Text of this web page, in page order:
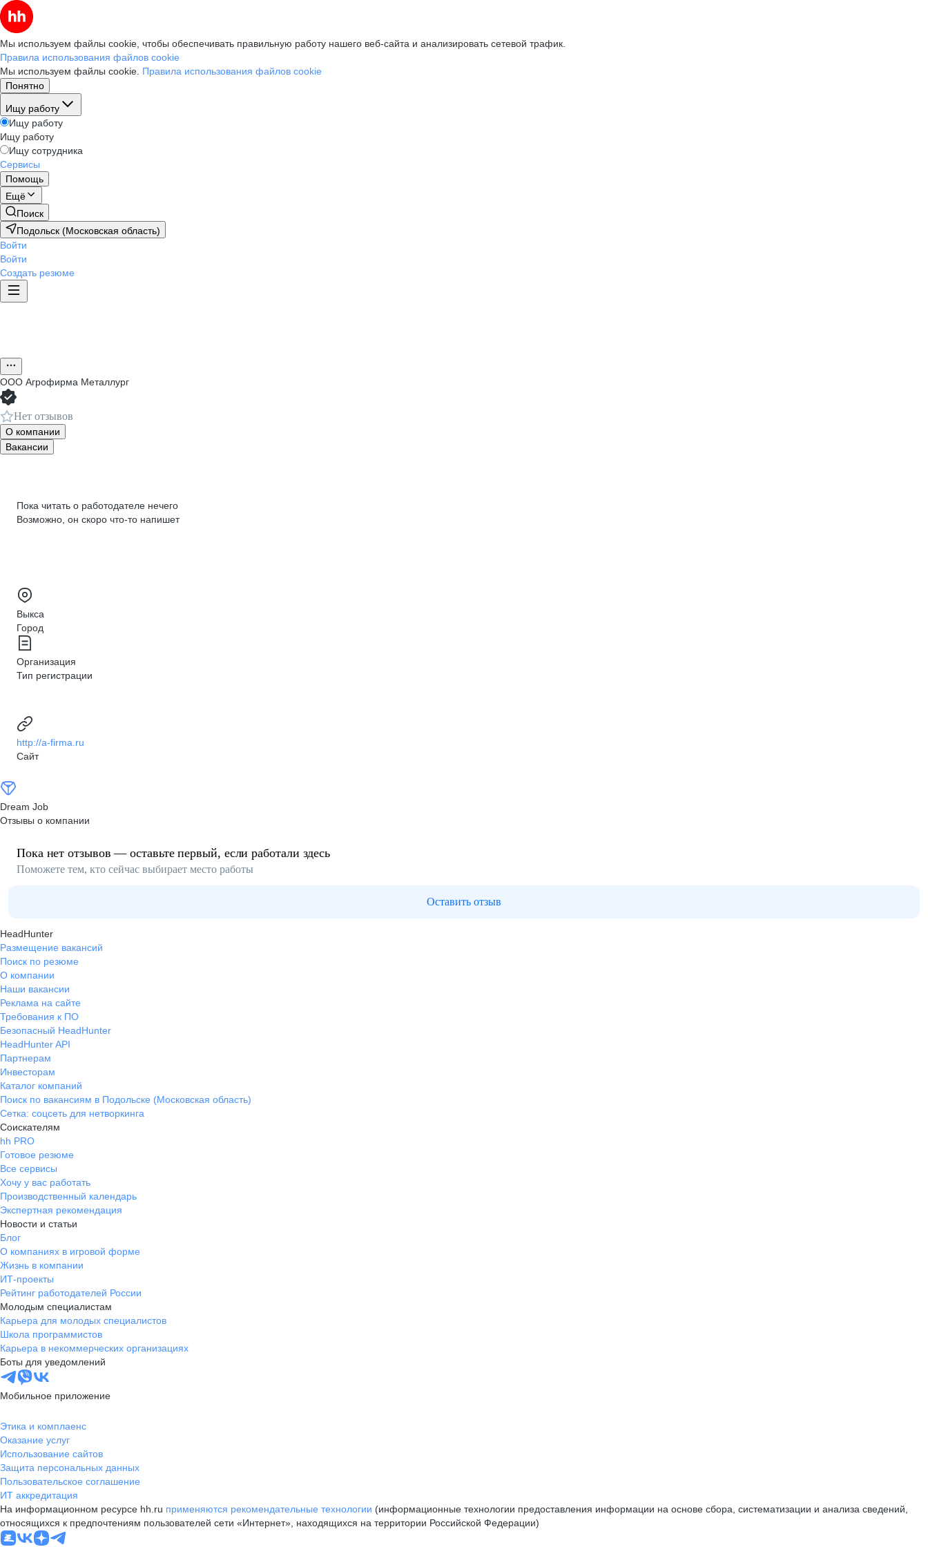
Мы используем файлы cookie, чтобы обеспечивать правильную работу нашего веб-сайта и анализировать сетевой трафик.
Правила использования файлов cookie
Мы используем файлы cookie. Правила использования файлов cookie
Понятно
Ищу работу
Ищу работу
Ищу работу
Ищу сотрудника
Сервисы
Помощь
Ещё
Поиск
Подольск (Московская область)
Войти
Войти
Создать резюме
ООО Агрофирма Металлург
Нет отзывов
О компании
Вакансии
Пока читать о работодателе нечего
Возможно, он скоро что‑то напишет
Выкса
Город
Организация
Тип регистрации
http://a-firma.ru
Сайт
Dream Job
Отзывы о компании
Пока нет отзывов — оставьте первый, если работали здесь
Поможете тем, кто сейчас выбирает место работы
Оставить отзыв
HeadHunter
Размещение вакансий
Поиск по резюме
О компании
Наши вакансии
Реклама на сайте
Требования к ПО
Безопасный HeadHunter
HeadHunter API
Партнерам
Инвесторам
Каталог компаний
Поиск по вакансиям в Подольске (Московская область)
Сетка: соцсеть для нетворкинга
Соискателям
hh PRO
Готовое резюме
Все сервисы
Хочу у вас работать
Производственный календарь
Экспертная рекомендация
Новости и статьи
Блог
О компаниях в игровой форме
Жизнь в компании
ИТ-проекты
Рейтинг работодателей России
Молодым специалистам
Карьера для молодых специалистов
Школа программистов
Карьера в некоммерческих организациях
Боты для уведомлений
Мобильное приложение
Этика и комплаенс
Оказание услуг
Использование сайтов
Защита персональных данных
Пользовательское соглашение
ИТ аккредитация
На информационном ресурсе hh.ru применяются рекомендательные технологии (информационные технологии предоставления информации на основе сбора, систематизации и анализа сведений,
относящихся к предпочтениям пользователей сети «Интернет», находящихся на территории Российской Федерации)